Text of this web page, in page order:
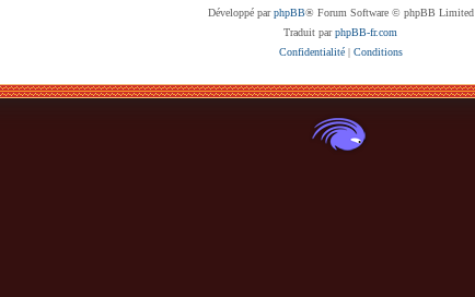
Développé parphpBB® Forum Software © phpBB Limited
Traduit parphpBB-fr.com
Confidentialité| Conditions